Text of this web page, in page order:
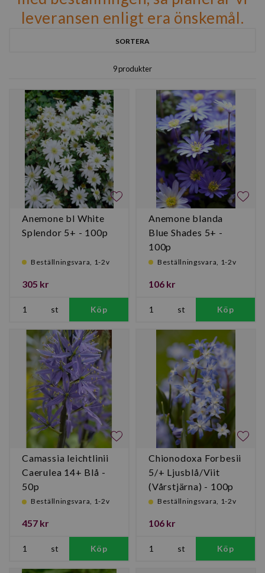
leveransen enligt era önskemål.
SORTERA
9 produkter
Anemone bl White
Splendor 5+ - 100p
Beställningsvara, 1-2v
305 kr
st Köp
Anemone blanda
Blue Shades 5+ -
100p
Beställningsvara, 1-2v
106 kr
st Köp
Camassia leichtlinii
Caerulea 14+ Blå -
50p
Beställningsvara, 1-2v
457 kr
st Köp
Chionodoxa Forbesii
5/+ Ljusblå/Viit
(Vårstjärna) - 100p
Beställningsvara, 1-2v
106 kr
st Köp